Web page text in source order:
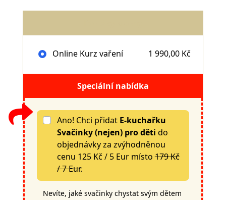
Online Kurz vaření 1 990,00 Kč
Speciální nabídka
Ano! Chci přidat E-kuchařku
Svačinky (nejen) pro děti do
objednávky za zvýhodněnou
cenu 125 Kč / 5 Eur místo179 Kč
/ 7 Eur.
Nevíte, jaké svačinky chystat svým dětem